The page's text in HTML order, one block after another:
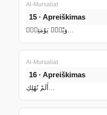
Al-Mursaliat
15 · Apreiškimas
Al-Mursaliat
16 · Apreiškimas